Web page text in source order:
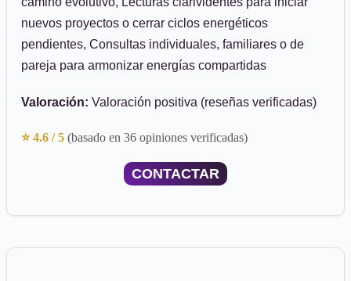
nuevos proyectos o cerrar ciclos energéticos
pendientes, Consultas individuales, familiares o de
pareja para armonizar energías compartidas
Valoración: Valoración positiva (reseñas verificadas)
⭐ 4.6 / 5 (basado en 36 opiniones verificadas)
CONTACTAR